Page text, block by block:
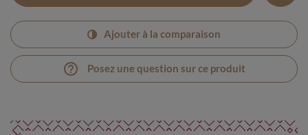
Ajouter à la comparaison
help_outline Posez une question sur ce produit